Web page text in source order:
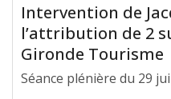
Intervention de
l’attribution de 2
Gironde Tourisme
Séance plénière du 29